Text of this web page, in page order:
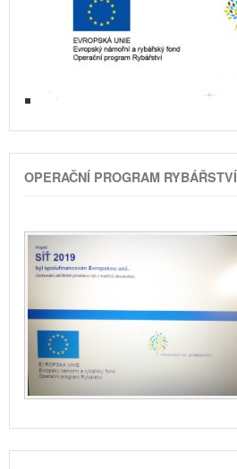
OPERAČNÍ PROGRAM RYBÁŘSTVÍ